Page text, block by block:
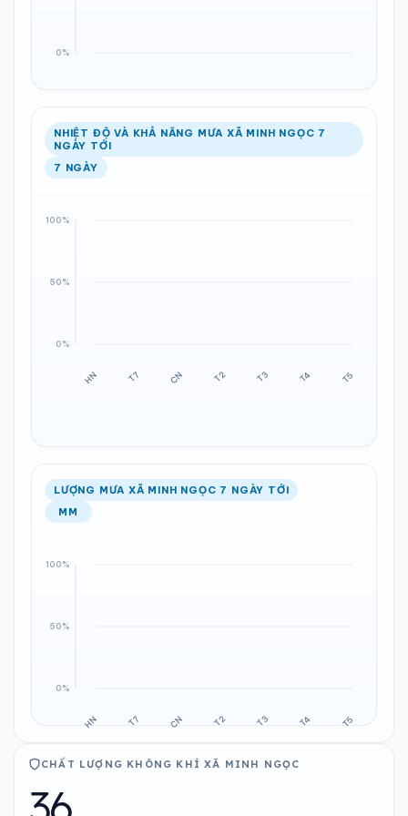
NHIỆT ĐỘ VÀ KHẢ NĂNG MƯA XÃ MINH NGỌC 7
NGÀY TỚI
7 NGÀY
LƯỢNG MƯA XÃ MINH NGỌC 7 NGÀY TỚI
MM
CHẤT LƯỢNG KHÔNG KHÍ XÃ MINH NGỌC